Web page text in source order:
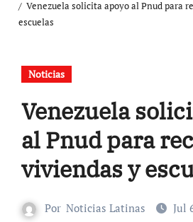
Venezuela solicita apoyo al Pnud para
escuelas
Noticias
Venezuela
al Pnud para
viviendas y
Por Noticias Latinas Jul